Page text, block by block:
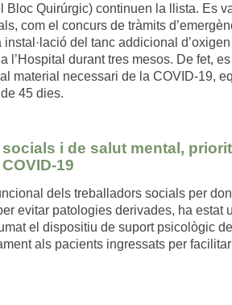
Bloc Quirúrgic) continuen la llista. Es
com el concurs de tràmits
del tanc addicional
l’Hospital durant tres mesos. De fet,
material necessari de la COVID-19,
45 dies.
i de salut mental,
19
dels treballadors socials per
evitar patologies derivades, ha estat
el dispositiu de suport psicològic
als pacients ingressats per